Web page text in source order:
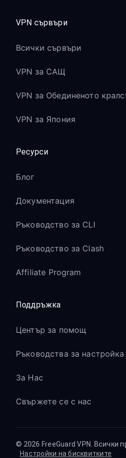
VPN сървъри
Всички сървъри
VPN за САЩ
VPN за Обединеното
VPN за Япония
Ресурси
Блог
Документация
Ръководство за CLI
Ръководство за Clash
Affiliate Program
Поддръжка
Център за помощ
Ръководства за настройка
За Нас
Свържете се с нас
© 2026 FreeGuard VPN. Всички
Настройки на бисквитките